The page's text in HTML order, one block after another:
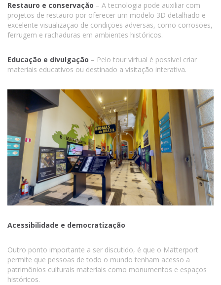
Restauro e conservação – A tecnologia pode auxiliar com
projetos de restauro por oferecer um modelo 3D detalhado e
excelente visualização de condições adversas, como corrosões,
ferrugem e rachaduras em ambientes históricos.
Educação e divulgação – Pelo tour virtual é possível criar
materiais educativos ou destinado a visitação interativa.
Acessibilidade e democratização
Outro ponto importante a ser discutido, é que o Matterport
permite que pessoas de todo o mundo tenham acesso a
patrimônios culturais materiais como monumentos e espaços
históricos.